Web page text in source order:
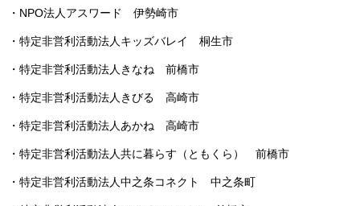
・NPO法人アスワード 伊勢崎市
・特定非営利活動法人キッズバレイ 桐生市
・特定非営利活動法人きなね 前橋市
・特定非営利活動法人きびる 高崎市
・特定非営利活動法人あかね 高崎市
・特定非営利活動法人共に暮らす（ともくら） 前橋市
・特定非営利活動法人中之条コネクト 中之条町